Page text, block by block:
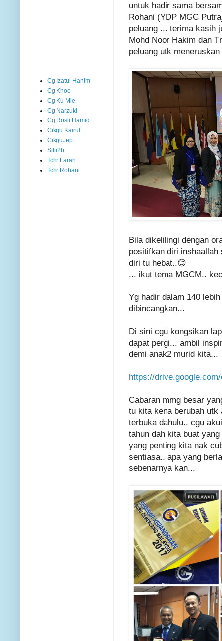
untuk hadir sama
Rohani (YDP MGC
peluang ... terima kasih
Mohd Noor Hakim dan
peluang utk
Bila dikelilingi dengan
positifkan diri inshaallah
diri tu hebat..😊
... ikut tema MGCM..
Yg hadir dalam 140
dibincangkan...
Di sini cgu kongsikan
dapat pergi... ambil
demi anak2 murid kita...
https://
Cabaran mmg besar
tu kita kena berubah utk
terbuka dahulu.. cgu
tahun dah kita buat
yang penting kita nak
sentiasa.. apa yang
sebenarnya kan...
Cg Izatul Hanim
Cg Khoo
Cg Ku Mie
Cg Narzuki
Cg Rosli Hamid
Cikgu Kairul
CikguJep
Sifu2b
Tchr Farah
Tchr Rohani